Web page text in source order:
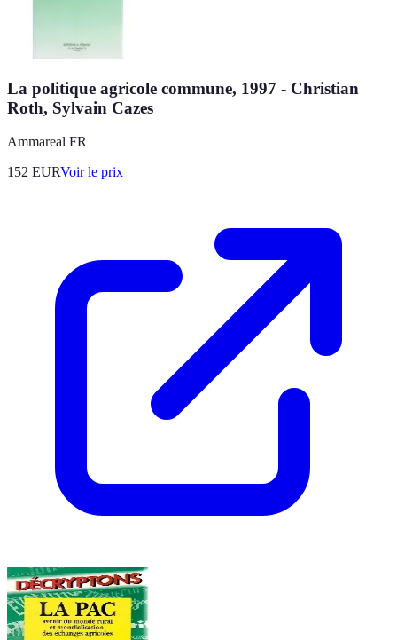
La politique agricole commune, 1997 - Christian
Roth, Sylvain Cazes
Ammareal FR
152 EURVoir le prix